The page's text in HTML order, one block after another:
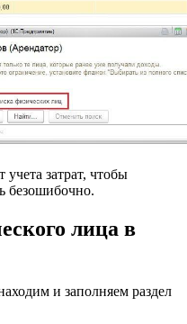
затрат, чтобы
безошибочно.
лица в
и заполняем раздел